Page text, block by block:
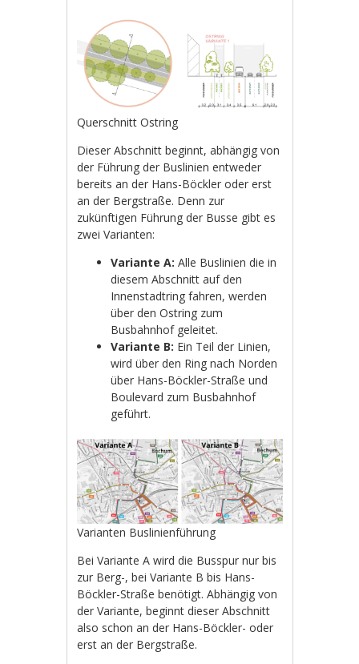
Querschnitt Ostring
Dieser Abschnitt beginnt, abhängig von
der Führung der Buslinien entweder
bereits an der Hans-Böckler oder erst
an der Bergstraße. Denn zur
zukünftigen Führung der Busse gibt es
zwei Varianten:
Variante A: Alle Buslinien die in
diesem Abschnitt auf den
Innenstadtring fahren, werden
über den Ostring zum
Busbahnhof geleitet.
Variante B: Ein Teil der Linien,
wird über den Ring nach Norden
über Hans-Böckler-Straße und
Boulevard zum Busbahnhof
geführt.
Varianten Buslinienführung
Bei Variante A wird die Busspur nur bis
zur Berg-, bei Variante B bis Hans-
Böckler-Straße benötigt. Abhängig von
der Variante, beginnt dieser Abschnitt
also schon an der Hans-Böckler- oder
erst an der Bergstraße.